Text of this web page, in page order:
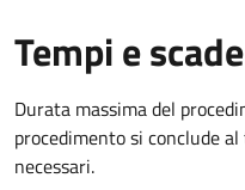
Tempi e
Durata massima del
procedimento si conclude
necessari.